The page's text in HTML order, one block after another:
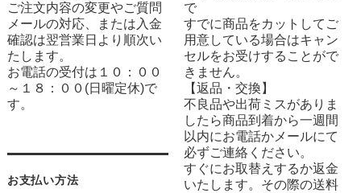
ご注文内容の変更やご質問
メールの対応、または入金
確認は翌営業日より順次い
たします。
お電話の受付は１０：００
～１８：００(日曜定休)で
す。
お支払い方法
で
すでに商品をカットしてご
用意している場合はキャン
セルをお受けすることがで
きません。
【返品・交換】
不良品や出荷ミスがありま
したら商品到着から一週間
以内にお電話かメールにて
必ずご連絡ください。
すぐにお取替えするか返金
いたします。その際の送料